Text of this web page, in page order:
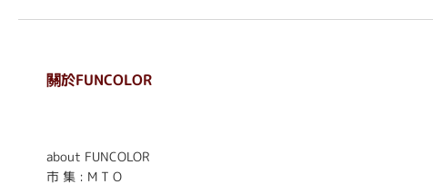
關於FUNCOLOR
about FUNCOLOR
市 集 : M T O